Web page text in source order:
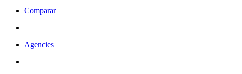
Comparar
|
Agencies
|